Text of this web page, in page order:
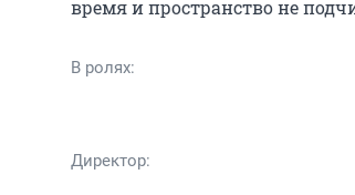
время и пространство не
В ролях:
Директор: